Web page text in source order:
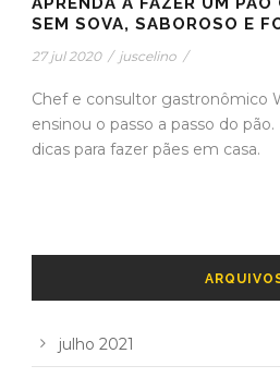
SEM SOVA, SABOROSO E
27 jul 2020 / juscelino /
Chef e consultor gastronômico
ensinou o passo a passo do
dicas para fazer pães em casa.
julho 2021